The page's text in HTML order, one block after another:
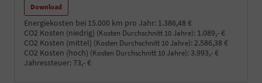
Download
Energiekosten bei 15.000 km pro Jahr: 1.386,48 €
CO2 Kosten (niedrig) (Kosten Durchschnitt 10 Jahre): 1.089,- €
CO2 Kosten (mittel) (Kosten Durchschnitt 10 Jahre): 2.586,38 €
CO2 Kosten (hoch) (Kosten Durchschnitt 10 Jahre): 3.993,- €
Jahressteuer: 73,- €